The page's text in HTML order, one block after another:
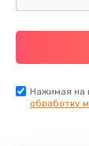
Нажимая на
обработку